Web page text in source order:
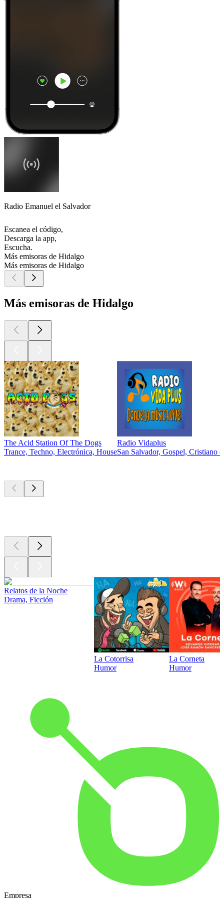
Radio Emanuel el Salvador
Escanea el código,
Descarga la app,
Escucha.
Más emisoras de Hidalgo
Más emisoras de Hidalgo
Más emisoras de Hidalgo
The Acid Station Of The Dogs
Trance, Techno, Electrónica, House
Radio Vidaplus
San Salvador, Gospel, Cristiano
Relatos de la Noche
Drama, Ficción
La Cotorrisa
Humor
La Corneta
Humor
Empresa